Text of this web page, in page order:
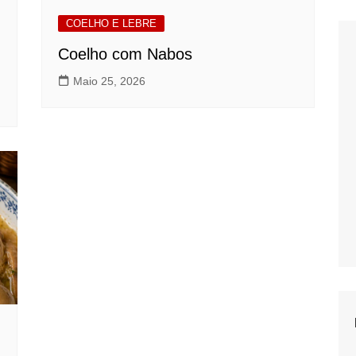
COELHO E LEBRE
Coelho com Nabos
Maio 25, 2026